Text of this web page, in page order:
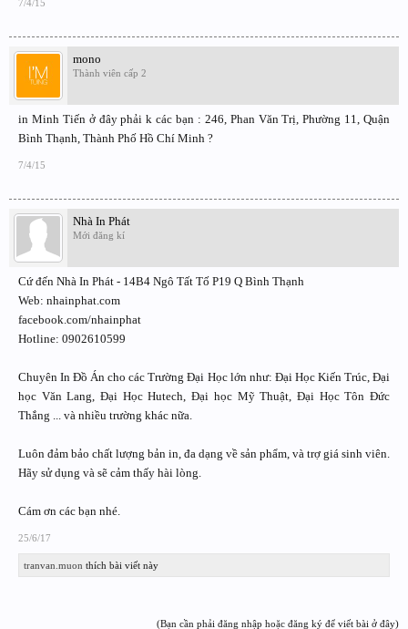
7/4/15
mono
Thành viên cấp 2
in Minh Tiến ở đây phải k các bạn : 246, Phan Văn Trị, Phường 11, Quận
Bình Thạnh, Thành Phố Hồ Chí Minh ?
7/4/15
Nhà In Phát
Mới đăng kí
Cứ đến Nhà In Phát - 14B4 Ngô Tất Tố P19 Q Bình Thạnh
Web: nhainphat.com
facebook.com/nhainphat
Hotline: 0902610599
Chuyên In Đồ Án cho các Trường Đại Học lớn như: Đại Học Kiến Trúc, Đại
học Văn Lang, Đại Học Hutech, Đại học Mỹ Thuật, Đại Học Tôn Đức
Thắng ... và nhiều trường khác nữa.
Luôn đảm bảo chất lượng bản in, đa dạng về sản phẩm, và trợ giá sinh viên.
Hãy sử dụng và sẽ cảm thấy hài lòng.
Cám ơn các bạn nhé.
25/6/17
tranvan.muon thích bài viết này
(Bạn cần phải đăng nhập hoặc đăng ký để viết bài ở đây)